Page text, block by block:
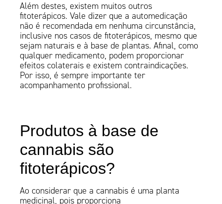
Além destes, existem muitos outros
fitoterápicos. Vale dizer que a automedicação
não é recomendada em nenhuma circunstância,
inclusive nos casos de fitoterápicos, mesmo que
sejam naturais e à base de plantas. Afinal, como
qualquer medicamento, podem proporcionar
efeitos colaterais e existem contraindicações.
Por isso, é sempre importante ter
acompanhamento profissional.
Produtos à base de
cannabis são
fitoterápicos?
Ao considerar que a cannabis é uma planta
medicinal, pois proporciona